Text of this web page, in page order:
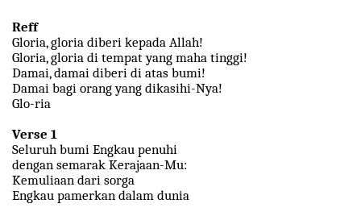
Reff
Gloria, gloria diberi kepada Allah!
Gloria, gloria di tempat yang maha tinggi!
Damai, damai diberi di atas bumi!
Damai bagi orang yang dikasihi-Nya!
Glo-ria
Verse 1
Seluruh bumi Engkau penuhi
dengan semarak Kerajaan-Mu:
Kemuliaan dari sorga
Engkau pamerkan dalam dunia